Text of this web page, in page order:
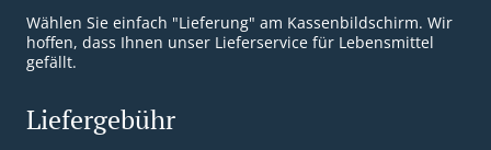
Wählen Sie einfach "Lieferung" am Kassenbildschirm. Wir
hoffen, dass Ihnen unser Lieferservice für Lebensmittel
gefällt.
Liefergebühr